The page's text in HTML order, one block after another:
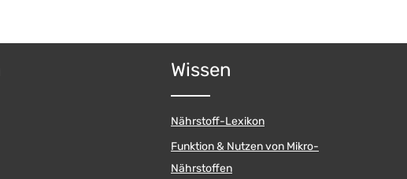
Wissen
Nährstoff-Lexikon
Funktion & Nutzen von Mikro-
Nährstoffen